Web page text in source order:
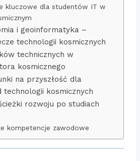
kluczowe dla studentów IT w
i geoinformatyka –
technologii kosmicznych
technicznych w
kosmicznego
na przyszłość dla
technologii kosmicznych
rozwoju po studiach
kompetencje zawodowe